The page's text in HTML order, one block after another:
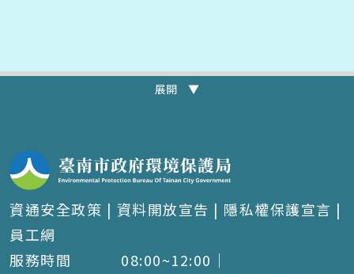
展開 ▼
資通安全政策 | 資料開放宣告 | 隱私權保護宣言 |
員工網
服務時間
08:00~12:00｜